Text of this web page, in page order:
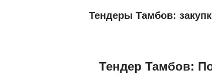
Тендеры Тамбов:
Тендер Тамбов: